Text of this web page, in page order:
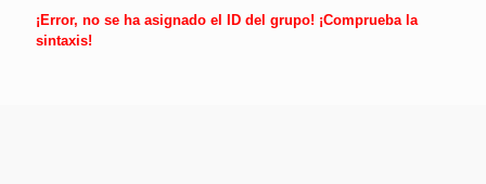
¡Error, no se ha asignado el ID del grupo! ¡Comprueba la
sintaxis!